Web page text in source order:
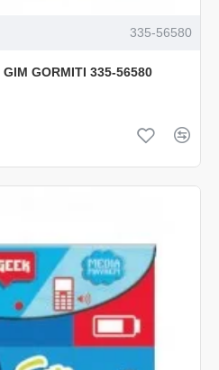
335-56580
GORMITI 335-56580